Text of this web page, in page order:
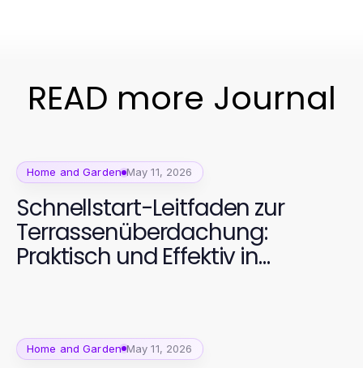
READ more Journal
Home and Garden May 11, 2026
Schnellstart-Leitfaden zur
Terrassenüberdachung:
Praktisch und Effektiv in
Home and Garden May 11, 2026